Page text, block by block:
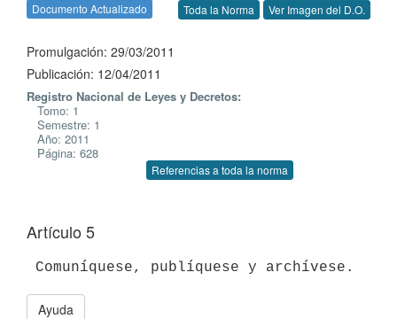
Documento Actualizado Toda la Norma Ver Imagen del D.O.
Promulgación: 29/03/2011
Publicación: 12/04/2011
Registro Nacional de Leyes y Decretos:
Tomo: 1
Semestre: 1
Año: 2011
Página: 628
Referencias a toda la norma
Artículo 5
Ayuda